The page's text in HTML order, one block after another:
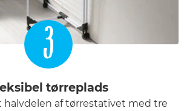
3
tørreplads
halvdelen af tørrestativet med tre